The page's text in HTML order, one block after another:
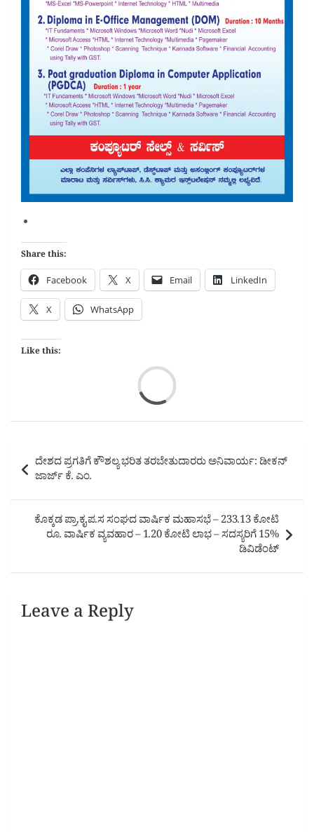
Share this:
Facebook X Email LinkedIn
X WhatsApp
Like this:
Post
navigation
ದೇಶದ ಪ್ರಗತಿಗೆ ಕೌಶಲ್ಯ ಭರಿತ ತರಬೇತುದಾರರು ಅನಿವಾರ್ಯ: ಡೀಕನ್
ಜಾರ್ಜ್ ಕೆ. ಎಂ.
ಕೊಕ್ಕಡ ಪ್ರಾ.ಕೃ.ಪ.ಸ ಸಂಘದ ವಾರ್ಷಿಕ ಮಹಾಸಭೆ – 233.13 ಕೋಟಿ
ರೂ. ವಾರ್ಷಿಕ ವ್ಯವಹಾರ – 1.20 ಕೋಟಿ ಲಾಭ – ಸದಸ್ಯರಿಗೆ 15%
ಡಿವಿಡೆಂಟ್
Leave a Reply